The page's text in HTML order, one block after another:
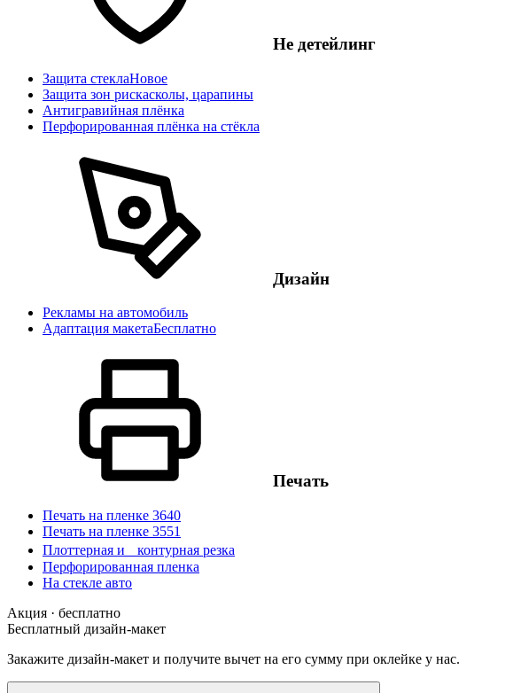
Не детейлинг
Защита стеклаНовое
Защита зон рискасколы, царапины
Антигравийная плёнка
Перфорированная плёнка на стёкла
Дизайн
Рекламы на автомобиль
Адаптация макетаБесплатно
Печать
Печать на пленке 3640
Печать на пленке 3551
Плоттерная и контурная резка
Перфорированная пленка
На стекле авто
Акция · бесплатно
Бесплатный дизайн-макет
Закажите дизайн-макет и получите вычет на его сумму при оклейке у нас.